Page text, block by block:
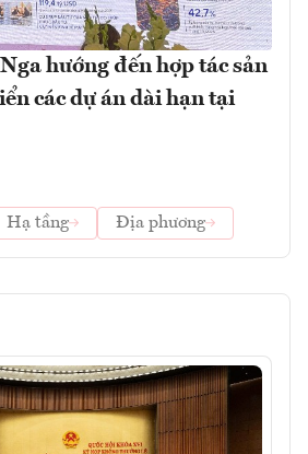
hướng đến hợp tác sản
các dự án dài hạn tại
Hạ tầng Địa phương